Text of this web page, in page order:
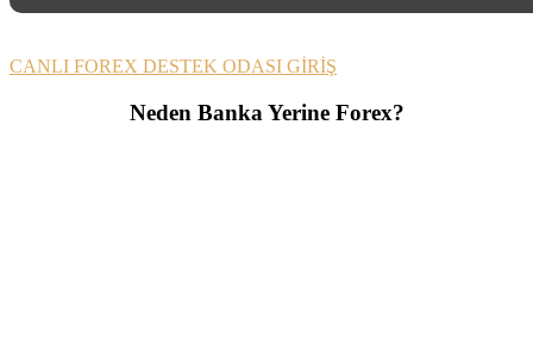
CANLI FOREX DESTEK ODASI GİRİŞ
Neden Banka Yerine Forex?